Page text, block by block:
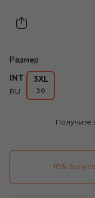
Размер
INT
RU
3XL
56
Получите
10%